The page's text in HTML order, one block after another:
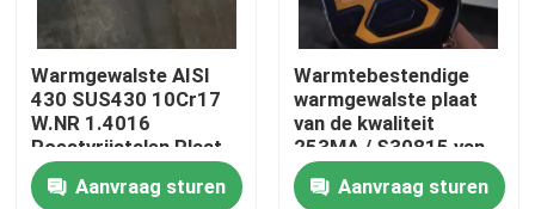
Warmgewalste AISI
430 SUS430 10Cr17
W.NR 1.4016
Roestvrijstalen Plaat
10*1500*6000 NO.1
Oppervlak
Aanvraag sturen
Warmtebestendige
warmgewalste plaat
van de kwaliteit
253MA / S30815 van
roestvrij staal
Aanvraag sturen